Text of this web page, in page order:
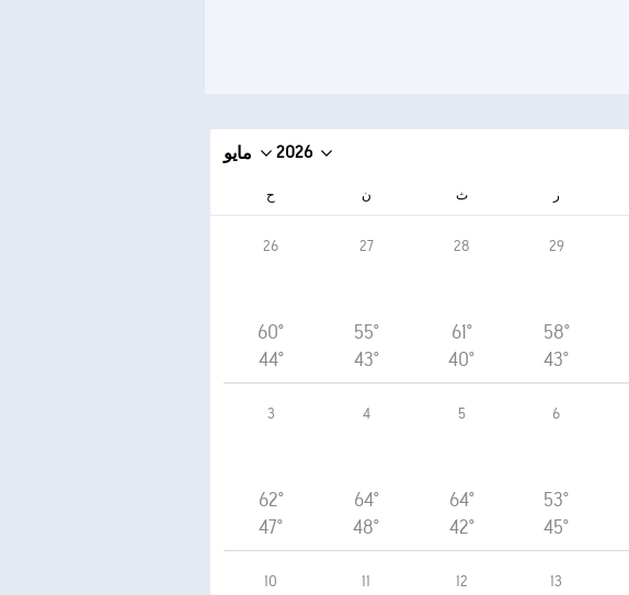
مايو 2026
ح ن ث ر
26
60°
44°
27
55°
43°
28
61°
40°
29
58°
43°
3
62°
47°
4
64°
48°
5
64°
42°
6
53°
45°
10 11 12 13